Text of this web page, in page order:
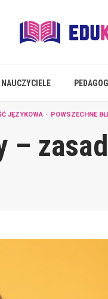
NAUCZYCIELE
JĘZYKOWA POWSZECHNE
–